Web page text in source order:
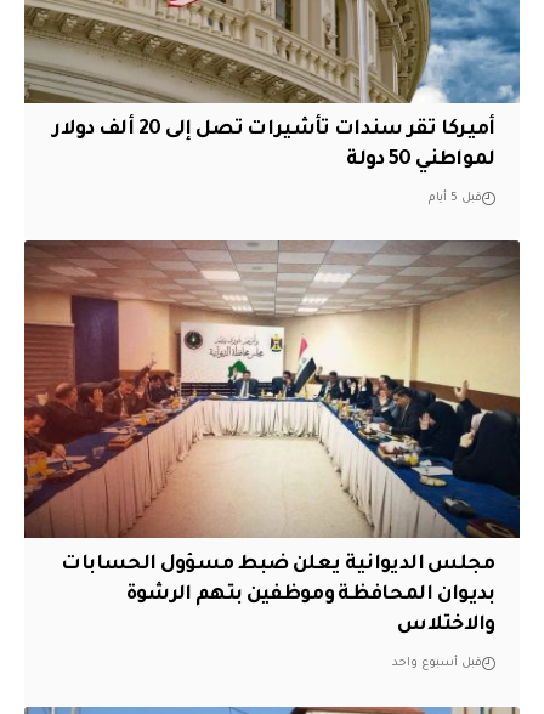
أميركا تقر سندات تأشيرات تصل إلى 20 ألف دولار
لمواطني 50 دولة
قبل 5 أيام
مجلس الديوانية يعلن ضبط مسؤول الحسابات
بديوان المحافظة وموظفين بتهم الرشوة
والاختلاس
قبل أسبوع واحد